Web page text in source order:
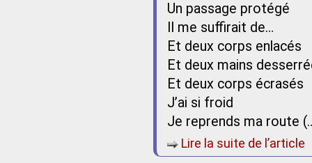
Un passage protégé
Il me suffirait de…
Et deux corps enlacés
Et deux mains
Et deux corps écrasés
J’ai si froid
Je reprends ma route
Lire la suite de l’article